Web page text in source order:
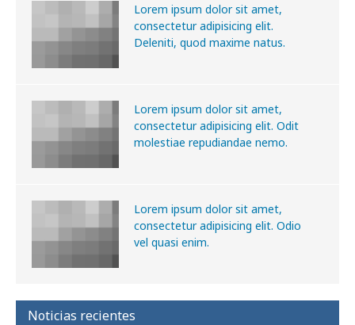
Lorem ipsum dolor sit amet,
consectetur adipisicing elit.
Deleniti, quod maxime natus.
Lorem ipsum dolor sit amet,
consectetur adipisicing elit. Odit
molestiae repudiandae nemo.
Lorem ipsum dolor sit amet,
consectetur adipisicing elit. Odio
vel quasi enim.
Noticias recientes